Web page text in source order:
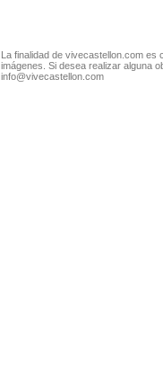
La finalidad de vivecastellon.com
imágenes. Si desea realizar alguna
info@vivecastellon.com